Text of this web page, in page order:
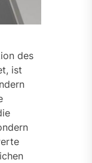
des
ist